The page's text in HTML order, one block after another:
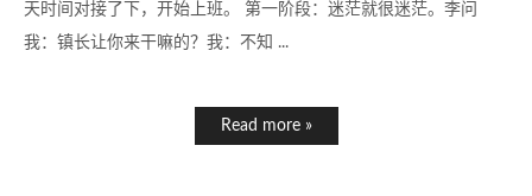
天时间对接了下，开始上班。 第一阶段：迷茫就很迷茫。李问
我：镇长让你来干嘛的？我：不知 ...
Read more »